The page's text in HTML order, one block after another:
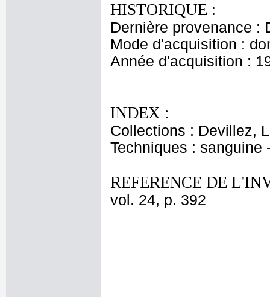
HISTORIQUE :
Dernière provenance :
Mode d'acquisition :
Année d'acquisition :
INDEX :
Collections : Devillez,
Techniques : sanguine
REFERENCE DE
vol. 24, p. 392